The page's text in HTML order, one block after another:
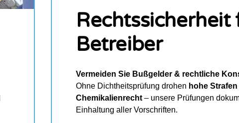
Rechtssicherheit
Betreiber
Vermeiden Sie Bußgelder & rechtliche
Ohne Dichtheitsprüfung drohen hohe
Chemikalienrecht – unsere Prüfungen
Einhaltung aller Vorschriften.